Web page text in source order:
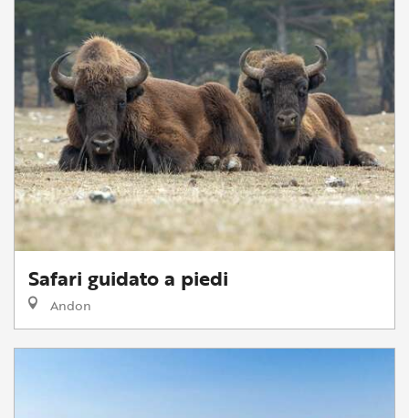
Safari guidato a piedi
Andon